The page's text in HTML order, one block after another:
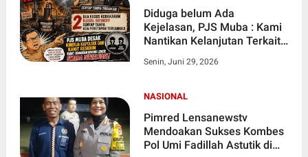
Diduga belum Ada
Kejelasan, PJS Muba : Kami
Nantikan Kelanjutan Terkait
di Babat Toman dan Bayung
Senin, Juni 29, 2026
NASIONAL
Pimred Lensanewstv
Mendoakan Sukses Kombes
Pol Umi Fadillah Astutik di